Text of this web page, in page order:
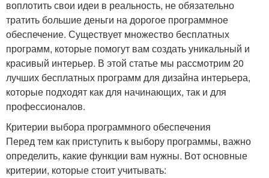
воплотить свои идеи в реальность, не обязательно
тратить большие деньги на дорогое программное
обеспечение. Существует множество бесплатных
программ, которые помогут вам создать уникальный и
красивый интерьер. В этой статье мы рассмотрим 20
лучших бесплатных программ для дизайна интерьера,
которые подходят как для начинающих, так и для
профессионалов.
Критерии выбора программного обеспечения
Перед тем как приступить к выбору программы, важно
определить, какие функции вам нужны. Вот основные
критерии, которые стоит учитывать: